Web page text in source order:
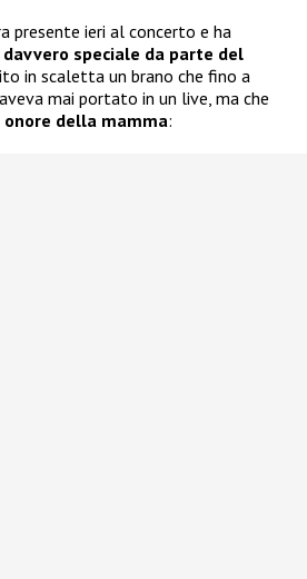
presente ieri al concerto e ha
speciale da parte del
in scaletta un brano che fino a
mai portato in un live, ma che
della mamma: